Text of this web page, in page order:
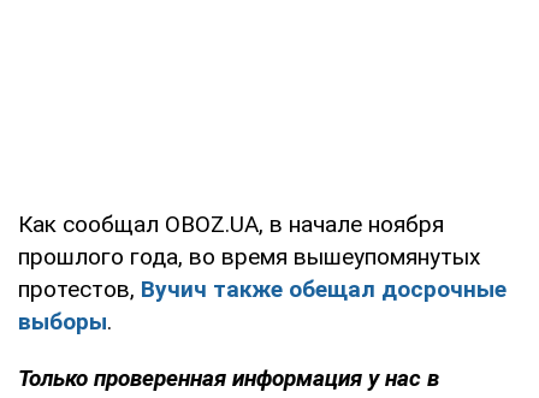
Как сообщал OBOZ.UA, в начале ноября
прошлого года, во время вышеупомянутых
протестов, Вучич также обещал досрочные
выборы.
Только проверенная информация у нас в